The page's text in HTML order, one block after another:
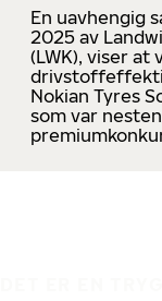
En uavhengig
2025 av
(LWK), viser at
Nokian Tyres
som var